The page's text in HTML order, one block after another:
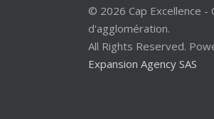
© 2026 Cap Excellence -
d'agglomération.
All Rights Reserved.
Expansion Agency SAS